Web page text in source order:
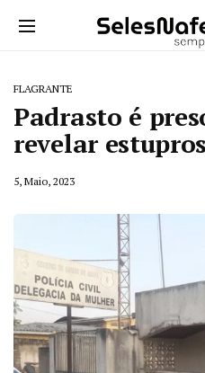
FLAGRANTE
Padrasto é
revelar
5, Maio, 2023